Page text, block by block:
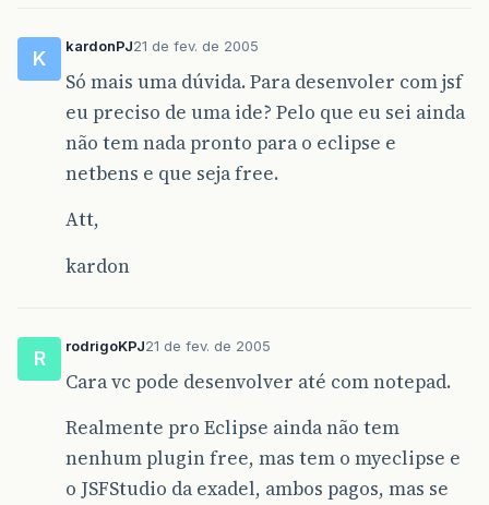
K
kardonPJ21 de fev. de 2005
Só mais uma dúvida. Para desenvoler com jsf
eu preciso de uma ide? Pelo que eu sei ainda
não tem nada pronto para o eclipse e
netbens e que seja free.
Att,
kardon
R
rodrigoKPJ21 de fev. de 2005
Cara vc pode desenvolver até com notepad.
Realmente pro Eclipse ainda não tem
nenhum plugin free, mas tem o myeclipse e
o JSFStudio da exadel, ambos pagos, mas se